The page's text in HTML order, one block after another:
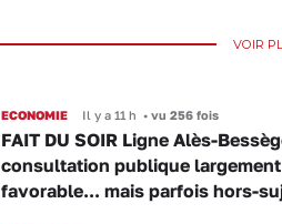
VOIR
ECONOMIE Il y a 11 h •vu 256 fois
FAIT DU SOIR Ligne Alès-
consultation publique largement
favorable... mais parfois hors-